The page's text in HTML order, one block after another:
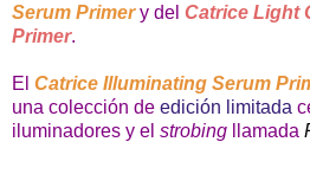
Serum Primery del Catrice Light
Primer.
El Catrice Illuminating Serum
una colección de edición limitada
iluminadores y el strobing llamada